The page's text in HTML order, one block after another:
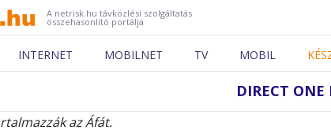
A netrisk.hu távközlési szolgáltatás
összehasonlító portálja
INTERNET MOBILNET TV MOBIL
DIRECT ONE
az Áfát.